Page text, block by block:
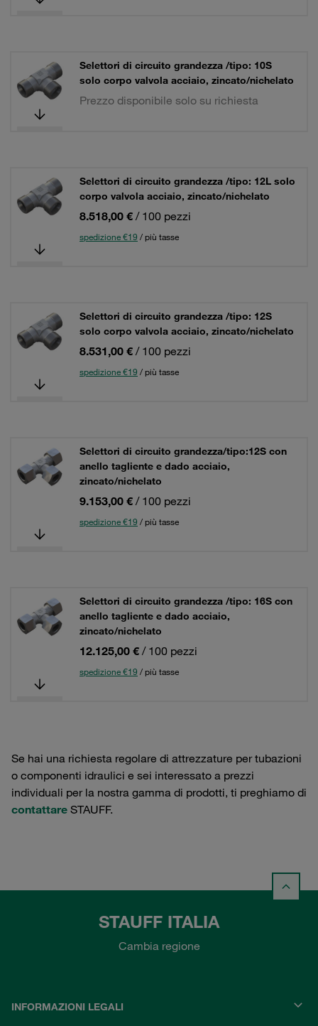
Selettori di circuito grandezza /tipo: 10S
solo corpo valvola acciaio, zincato/nichelato
Prezzo disponibile solo su richiesta
Selettori di circuito grandezza /tipo: 12L solo
corpo valvola acciaio, zincato/nichelato
8.518,00 € / 100 pezzi
spedizione €19 / più tasse
Selettori di circuito grandezza /tipo: 12S
solo corpo valvola acciaio, zincato/nichelato
8.531,00 € / 100 pezzi
spedizione €19 / più tasse
Selettori di circuito grandezza/tipo:12S con
anello tagliente e dado acciaio,
zincato/nichelato
9.153,00 € / 100 pezzi
spedizione €19 / più tasse
Selettori di circuito grandezza /tipo: 16S con
anello tagliente e dado acciaio,
zincato/nichelato
12.125,00 € / 100 pezzi
spedizione €19 / più tasse
Se hai una richiesta regolare di attrezzature per tubazioni
o componenti idraulici e sei interessato a prezzi
individuali per la nostra gamma di prodotti, ti preghiamo di
contattare STAUFF.
STAUFF ITALIA
Cambia regione
INFORMAZIONI LEGALI